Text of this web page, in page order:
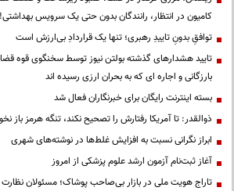
کامیون در انتظار، رانندگان بدون حتی یک سرویس بهداشتی!
توافقِ بدونِ تاییدِ رهبری؛ تنها یک قراردادِ بی‌ارزش است
تایید هشدارهای گذشته بولتن نیوز توسط سخنگوی قوه
بارزگانی و اجاره ای که به بحران ارزی رسیده اند
بسته اینترنت رایگان برای خبرنگاران فعال شد
ذوالقدر: تا آمریکا رفتارش را تصحیح نکند، تنگه هرمز باز
ابراز نگرانی نسبت به افزایش غلط‌ها در نوشته‌های شهری
آغاز ثبت‌نام آزمون ارشد علوم پزشکی از امروز
تاراج هویت ملی در بازار بی‌صاحب پوشاک؛ مسئولان نظارت